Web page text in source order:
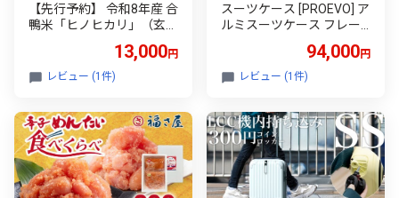
【先行予約】 令和8年産 合
鴨米「ヒノヒカリ」（玄
13,000円
レビュー (1件)
スーツケース [PROEVO] ア
ルミスーツケース フレー
対応サイズ S（カーボン/
ブラック） [30001] 福岡県
94,000円
レビュー (1件)